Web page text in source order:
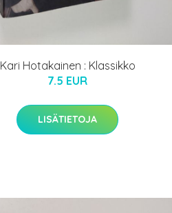
Kari Hotakainen : Klassikko
7.5 EUR
LISÄTIETOJA